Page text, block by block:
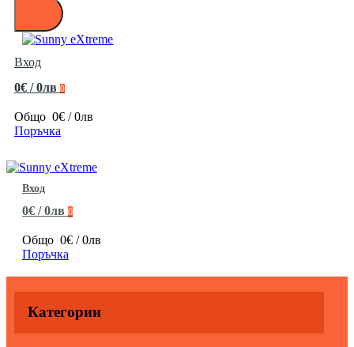
Вход
0€ / 0лв 0
Общо 0€ / 0лв
Поръчка
Вход
0€ / 0лв 0
Общо 0€ / 0лв
Поръчка
Категории